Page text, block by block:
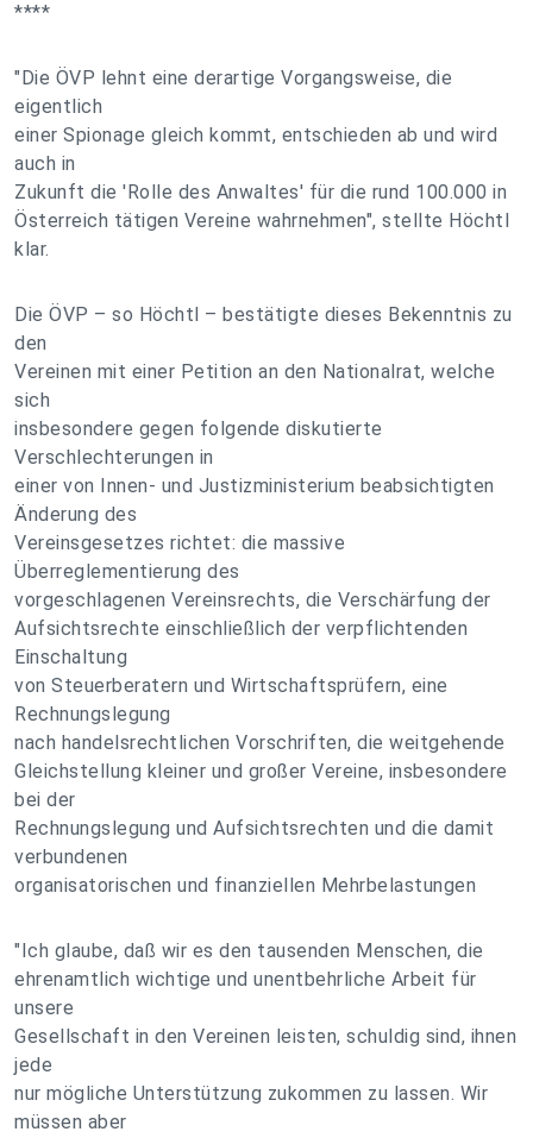
****
"Die ÖVP lehnt eine derartige Vorgangsweise, die
eigentlich
einer Spionage gleich kommt, entschieden ab und wird
auch in
Zukunft die 'Rolle des Anwaltes' für die rund 100.000 in
Österreich tätigen Vereine wahrnehmen", stellte Höchtl
klar.
Die ÖVP – so Höchtl – bestätigte dieses Bekenntnis zu
den
Vereinen mit einer Petition an den Nationalrat, welche
sich
insbesondere gegen folgende diskutierte
Verschlechterungen in
einer von Innen- und Justizministerium beabsichtigten
Änderung des
Vereinsgesetzes richtet: die massive
Überreglementierung des
vorgeschlagenen Vereinsrechts, die Verschärfung der
Aufsichtsrechte einschließlich der verpflichtenden
Einschaltung
von Steuerberatern und Wirtschaftsprüfern, eine
Rechnungslegung
nach handelsrechtlichen Vorschriften, die weitgehende
Gleichstellung kleiner und großer Vereine, insbesondere
bei der
Rechnungslegung und Aufsichtsrechten und die damit
verbundenen
organisatorischen und finanziellen Mehrbelastungen
"Ich glaube, daß wir es den tausenden Menschen, die
ehrenamtlich wichtige und unentbehrliche Arbeit für
unsere
Gesellschaft in den Vereinen leisten, schuldig sind, ihnen
jede
nur mögliche Unterstützung zukommen zu lassen. Wir
müssen aber